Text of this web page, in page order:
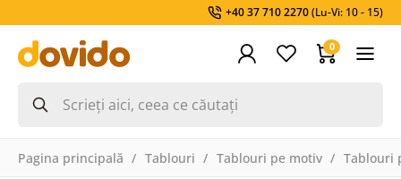
+40 37 710 2270(Lu-Vi: 10 - 15)
0
Pagina principală Tablouri Tablouri pe motiv Tablouri